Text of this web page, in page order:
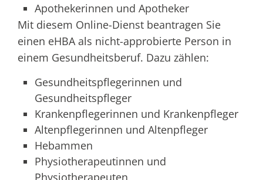
Apothekerinnen und Apotheker
Mit diesem Online-Dienst beantragen Sie
einen eHBA als nicht-approbierte Person in
einem Gesundheitsberuf. Dazu zählen:
Gesundheitspflegerinnen und
Gesundheitspfleger
Krankenpflegerinnen und Krankenpfleger
Altenpflegerinnen und Altenpfleger
Hebammen
Physiotherapeutinnen und
Physiotherapeuten